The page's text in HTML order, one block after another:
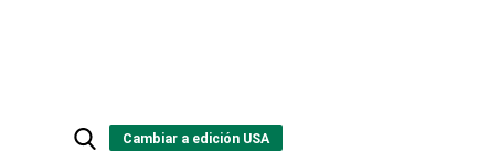
Cambiar a edición USA